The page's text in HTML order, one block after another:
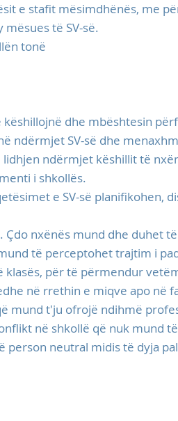
e stafit mësimdhënës, me
të SV-së.
tonë
këshillojnë dhe mbështesin
ndërmjet SV-së dhe
ndërmjet këshillit të
i shkollës.
e SV-së planifikohen,
Çdo nxënës mund dhe duhet
të perceptohet trajtim i
për të përmendur
në rrethin e miqve apo në
mund t'ju ofrojë ndihmë
në shkollë që nuk mund
person neutral midis të dyja